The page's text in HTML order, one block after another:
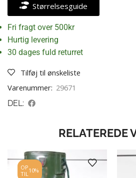
Størrelsesguide
Fri fragt over 500kr
Hurtig levering
30 dages fuld returret
Tilføj til ønskeliste
Varenummer: 29671
DEL:
RELATEREDE
OP
TIL 10%